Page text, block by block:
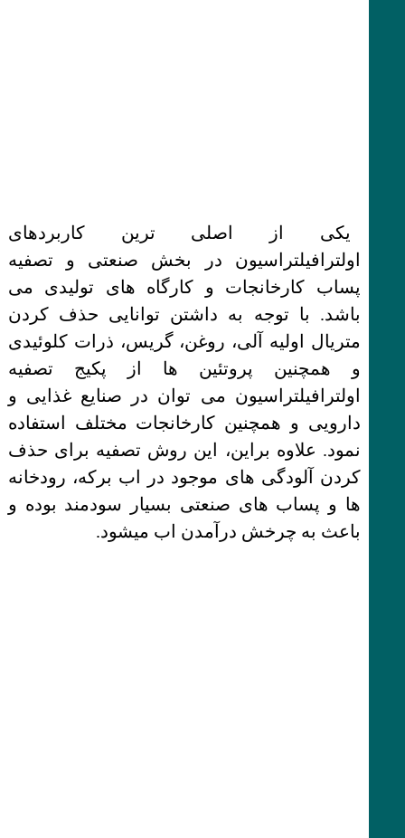
یکی از اصلی ترین کاربردهای
اولترافیلتراسیون در بخش صنعتی و تصفیه
پساب کارخانجات و کارگاه های تولیدی می
باشد. با توجه به داشتن توانایی حذف کردن
متریال اولیه آلی، روغن، گریس، ذرات کلوئیدی
و همچنین پروتئین ها از پکیج تصفیه
اولترافیلتراسیون می توان در صنایع غذایی و
دارویی و همچنین کارخانجات مختلف استفاده
نمود. علاوه براین، این روش تصفیه برای حذف
کردن آلودگی های موجود در اب برکه، رودخانه
ها و پساب های صنعتی بسیار سودمند بوده و
باعث به چرخش درآمدن اب میشود.